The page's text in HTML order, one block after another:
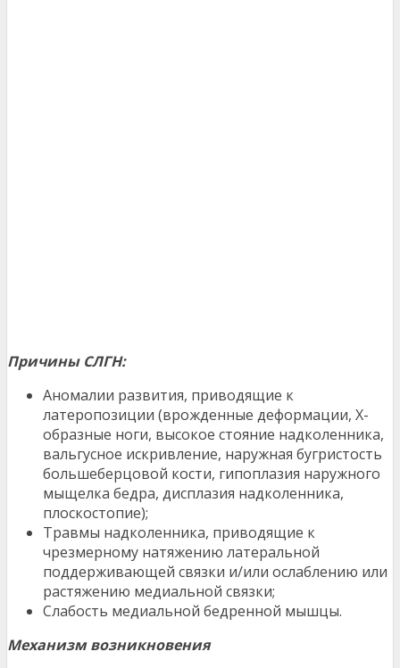
Причины СЛГН:
Аномалии развития, приводящие к
латеропозиции (врожденные деформации, Х-
образные ноги, высокое стояние надколенника,
вальгусное искривление, наружная бугристость
большеберцовой кости, гипоплазия наружного
мыщелка бедра, дисплазия надколенника,
плоскостопие);
Травмы надколенника, приводящие к
чрезмерному натяжению латеральной
поддерживающей связки и/или ослаблению или
растяжению медиальной связки;
Слабость медиальной бедренной мышцы.
Механизм возникновения